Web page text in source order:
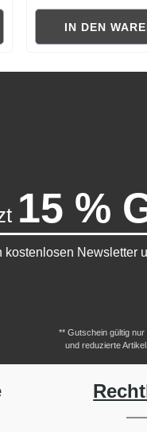
IN DEN
15 %
kostenlosen Newsletter
** Gutschein gültig
und reduzierte